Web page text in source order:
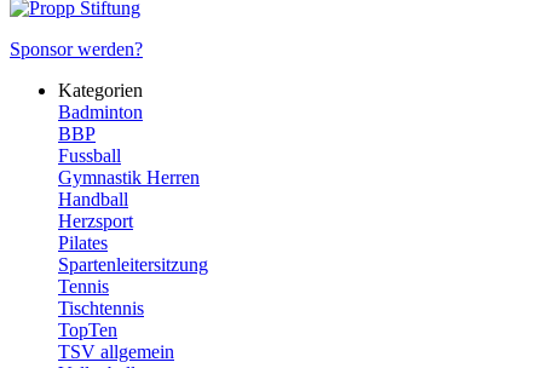
Sponsor werden?
Kategorien
Badminton
BBP
Fussball
Gymnastik Herren
Handball
Herzsport
Pilates
Spartenleitersitzung
Tennis
Tischtennis
TopTen
TSV allgemein